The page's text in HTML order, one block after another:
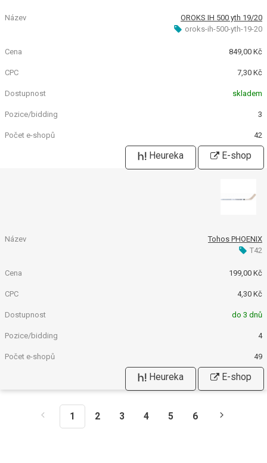
OROKS IH 500 yth 19/20
oroks-ih-500-yth-19-20
849,00 Kč
7,30 Kč
skladem
3
42
Heureka E-shop
Tohos PHOENIX
T42
199,00 Kč
4,30 Kč
do 3 dnů
4
49
Heureka E-shop
1 2 3 4 5 6